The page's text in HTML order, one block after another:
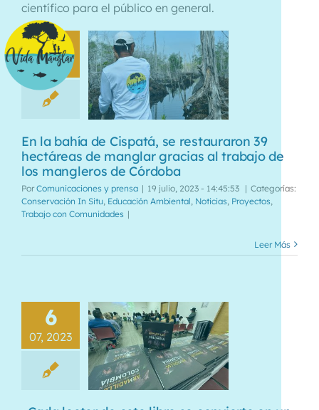
científico para el público en general.
19
07, 2023
En la bahía de Cispatá, se restauraron 39
hectáreas de manglar gracias al trabajo de
los mangleros de Córdoba
Por Comunicaciones y prensa | 19 julio, 2023 - 14:45:53 | Categorías:
Conservación In Situ Educación Ambiental Noticias Proyectos
Trabajo con Comunidades |
Leer Más
6
07, 2023